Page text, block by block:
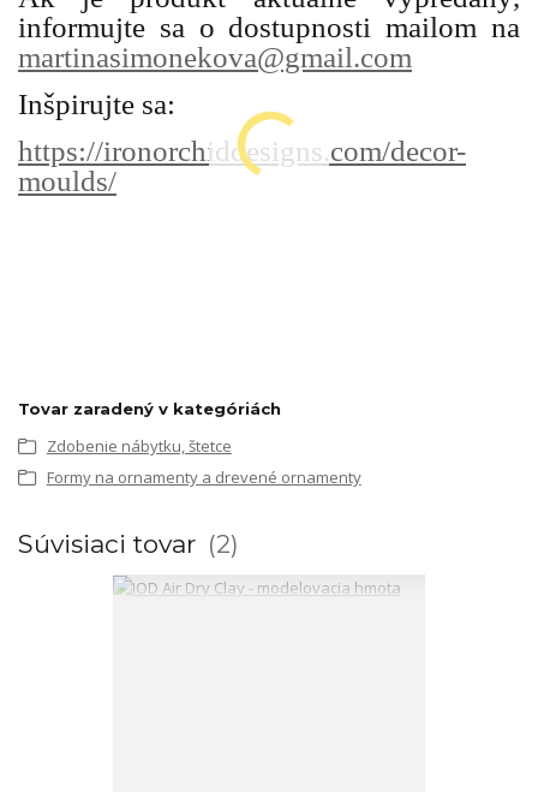
informujte sa o dostupnosti mailom na
martinasimonekova@gmail.com
Inšpirujte sa:
https://ironorchiddesigns.com/decor-
moulds/
Tovar zaradený v kategóriách
Zdobenie nábytku, štetce
Formy na ornamenty a drevené ornamenty
Súvisiaci tovar 2